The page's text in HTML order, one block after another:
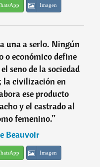
Imagen
una a serlo. Ningún
o económico define
seno de la sociedad
la civilización en
ese producto
y el castrado al
femenino.”
Beauvoir
Imagen